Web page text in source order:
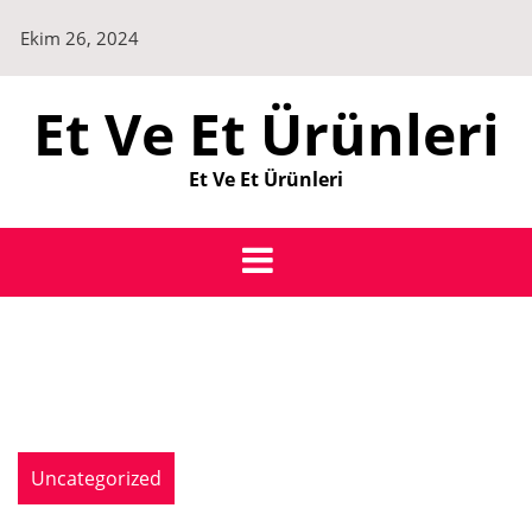
content
Ekim 26, 2024
Et Ve Et Ürünleri
Et Ve Et Ürünleri
Uncategorized